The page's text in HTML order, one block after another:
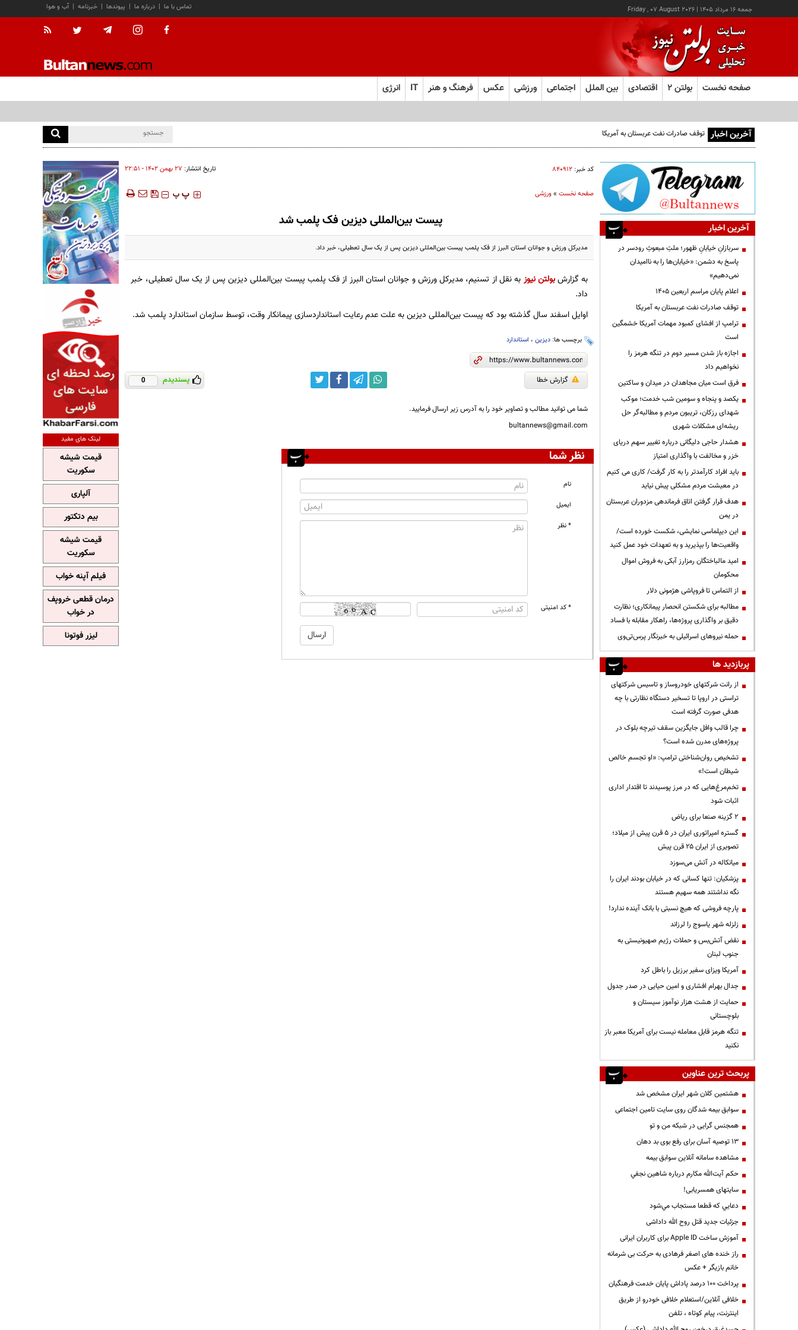
جمعه ۱۶ مرداد ۱۴۰۵ |
Friday , 07 August 2026 آب و هوا | خبرنامه | پیوندها | درباره ما | تماس با ما
صفحه نخست بولتن ۲ اقتصادی بین الملل اجتماعی ورزشی عکس فرهنگ و هنر IT انرژی
آخرین اخبار توقف صادرات نفت عربستان به آمریکا
کد خبر: ۸۴۰۹۱۲ تاریخ انتشار: ۲۷ بهمن ۱۴۰۲ - ۲۲:۵۱
صفحه نخست»ورزشی ‍‍‍ پ پ
پیست بین‌المللی دیزین فک پلمب شد
مدیرکل ورزش و جوانان استان البرز از فک پلمب پیست بین‌المللی دیزین پس از یک سال تعطیلی، خبر داد.
به گزارشبولتن نیوز به نقل از تسنیم، مدیرکل ورزش و جوانان استان البرز از فک پلمب پیست بین‌المللی دیزین پس از یک سال تعطیلی، خبر
داد.
اوایل اسفند سال گذشته بود که پیست بین‌المللی دیزین به علت عدم رعایت استانداردسازی پیمانکار وقت، توسط سازمان استاندارد پلمب شد.
برچسب ها: دیزین، استاندارد
گزارش خطا پسندیدم 0
شما می توانید مطالب و تصاویر خود را به آدرس زیر ارسال فرمایید.
bultannews@gmail.com
نظر شما
نام
ایمیل
* نظر
* کد امنیتی
آخرین اخبار
سربازانِ خیابانِ ظهور؛ ملتِ مبعوثِ رودسر در
پاسخ به دشمن: «خیابان‌ها را به ناامیدان
نمی‌دهیم»
اعلام پایان مراسم اربعین ۱۴۰۵
توقف صادرات نفت عربستان به آمریکا
ترامپ از افشای کمبود مهمات آمریکا خشمگین
است
اجازه باز شدن مسیر دوم در تنگه هرمز را
نخواهیم داد
فرق است میان مجاهدان در میدان و ساکتین
یکصد و پنجاه و سومین شب خدمت؛ موکب
شهدای رزکان، تریبون مردم و مطالبه‌گر حل
ریشه‌ای مشکلات شهری
هشدار حاجی دلیگانی درباره تغییر سهم دریای
خزر و مخالفت با واگذاری امتیاز
باید افراد کارآمدتر را به کار گرفت/ کاری می کنیم
در معیشت مردم مشکلی پیش نیاید
هدف قرار گرفتن اتاق‌ فرماندهی مزدوران عربستان
در یمن
این دیپلماسی نمایشی، شکست خورده است/
واقعیت‌ها را بپذیرید و به تعهدات خود عمل کنید
امید مالباختگان رمزارز آبکی به فروش اموال
محکومان
از التماس تا فروپاشی هژمونی دلار
مطالبه برای شکستن انحصار پیمانکاری؛ نظارت
دقیق بر واگذاری پروژه‌ها، راهکار مقابله با فساد
حمله نیروهای اسرائیلی به خبرنگار پرس‌تی‌وی
پربازدید ها
از رانت‌ شرکتهای خودروساز و تاسیس شرکتهای
تراستی در اروپا تا تسخیر دستگاه نظارتی با چه
هدفی صورت گرفته است
چرا قالب وافل جایگزین سقف تیرچه بلوک در
پروژه‌های مدرن شده است؟
تشخیص روان‌شناختی ترامپ: «او تجسم خالص
شیطان است!»
تخم‌مرغ‌هایی که در مرز پوسیدند تا اقتدار اداری
اثبات شود
۲ گزینه صنعا برای ریاض
گستره امپراتوری ایران در ۵ قرن پیش از میلاد؛
تصویری از ایران ۲۵ قرن پیش
میانکاله در آتش می‌سوزد
پزشکیان: تنها کسانی که در خیابان بودند ایران را
نگه نداشتند همه سهیم هستند
پارچه فروشی که هیچ نسبتی با بانک آینده ندارد!
زلزله شهر یاسوج را لرزاند
نقض آتش‌بس و حملات رژیم صهیونیستی به
جنوب لبنان
آمریکا ویزای سفیر برزیل را باطل کرد
جدال بهرام افشاری و امین حیایی در صدر جدول
حمایت از هشت هزار نوآموز سیستان و
بلوچستانی
تنگه هرمز قابل معامله نیست برای آمریکا معبر باز
نکنید
پربحث ترین عناوین
هشتمین کلان شهر ایران مشخص شد
سوابق بیمه شدگان روی سایت تامین اجتماعی
همجنس گرایی در شبکه من و تو
13 توصیه آسان برای رفع بوی بد دهان
مشاهده سامانه آنلاين سوابق بیمه
حكم آيت‌الله مكارم درباره شاهين نجفي
سایتهای همسریابی!
دعايي كه قطعا مستجاب مي‌شود
جزئیات جدید قتل روح الله داداشی
آموزش ساخت Apple ID برای کاربران ایرانی
راز خنده های اصغر فرهادی به حرکت بی شرمانه
خانم بازیگر + عکس
پرداخت ۱۰۰ درصد پاداش پایان خدمت فرهنگیان
خلافی آنلاین/استعلام خلافی خودرو از طریق
اینترنت، پیام کوتاه ، تلفن
لینک های مفید
قیمت شیشه
سکوریت
آلپاری
بیم دتکتور
قیمت شیشه
سکوریت
فیلم آپنه خواب
درمان قطعی خروپف
در خواب
لیزر فوتونا